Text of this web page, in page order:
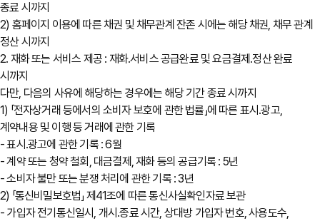
종료 시까지
2) 홈페이지 이용에 따른 채권 및 채무관계 잔존 시에는 해당 채권, 채무 관계
정산 시까지
2. 재화 또는 서비스 제공 : 재화․서비스 공급완료 및 요금결제․정산 완료
시까지
다만, 다음의 사유에 해당하는 경우에는 해당 기간 종료 시까지
1) 「전자상거래 등에서의 소비자 보호에 관한 법률」에 따른 표시․광고,
계약내용 및 이행 등 거래에 관한 기록
- 표시․광고에 관한 기록 : 6월
- 계약 또는 청약 철회, 대금결제, 재화 등의 공급기록 : 5년
- 소비자 불만 또는 분쟁 처리에 관한 기록 : 3년
2) 「통신비밀보호법」 제41조에 따른 통신사실확인자료 보관
- 가입자 전기통신일시, 개시․종료 시간, 상대방 가입자 번호, 사용도수,